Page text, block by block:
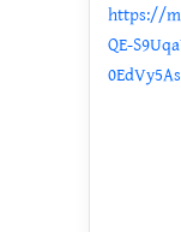
https://
QE-